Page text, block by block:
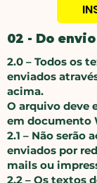
02 - Do
2.0 – Todos os
enviados
acima.
O arquivo deve
em documento
2.1 – Não serão
enviados por
mails ou
2.2 – Os textos